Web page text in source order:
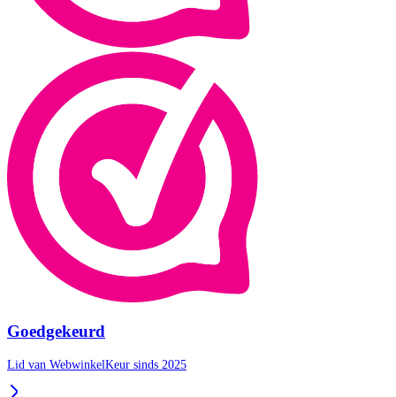
Goedgekeurd
Lid van WebwinkelKeur sinds 2025